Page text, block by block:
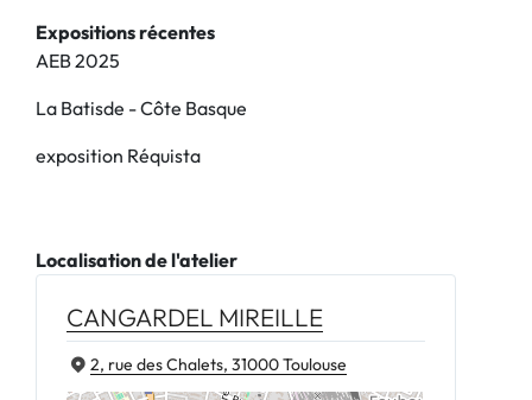
Expositions récentes
AEB 2025
La Batisde - Côte Basque
exposition Réquista
Localisation de l'atelier
CANGARDEL MIREILLE
2, rue des Chalets, 31000 Toulouse